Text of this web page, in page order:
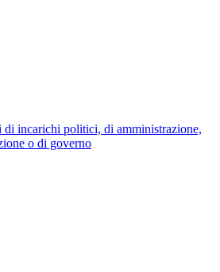
di incarichi politici, di amministrazione,
o di governo